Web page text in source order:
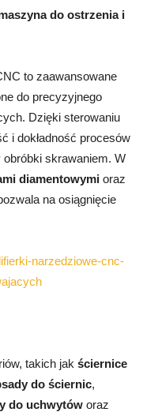
do ostrzenia i
to zaawansowane
do precyzyjnego
Dzięki sterowaniu
i dokładność procesów
skrawaniem. W
diamentowymi oraz
na osiągnięcie
narzedziowe-cnc-
takich jak ściernice
do ściernic,
do uchwytów oraz